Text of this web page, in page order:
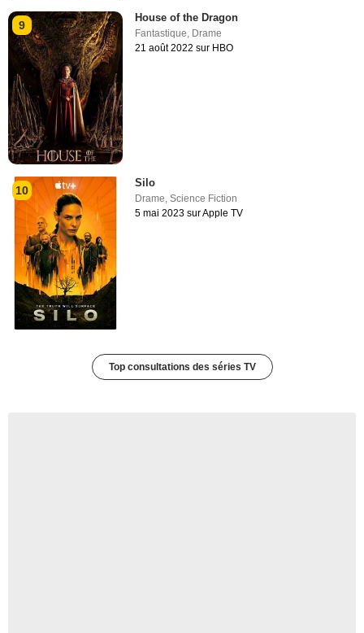
9
House of the Dragon
Fantastique Drame
21 août 2022 sur HBO
10
Silo
Drame,Science Fiction
5 mai 2023 sur Apple TV
Top consultations des séries TV